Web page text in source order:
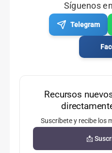
Síguenos
Telegram
Recursos
Suscríbete y recibe los
📩